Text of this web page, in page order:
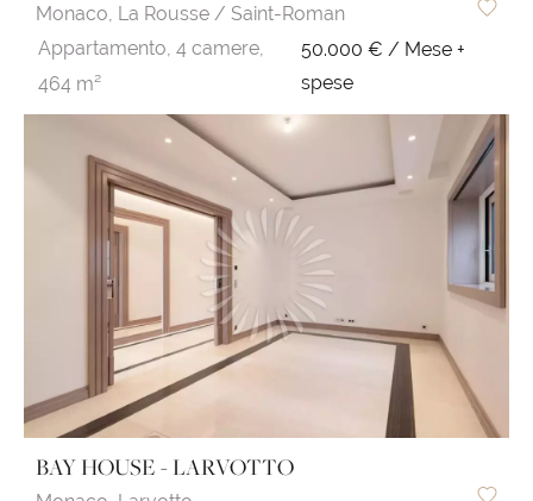
Monaco, La Rousse / Saint-Roman
Appartamento, 4 camere,
464 m²
50.000 € / Mese +
spese
BAY HOUSE - LARVOTTO